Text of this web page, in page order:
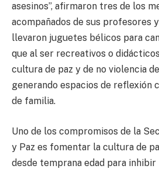
asesinos”, afirmaron tres de los
acompañados de sus profesores
llevaron juguetes bélicos para
que al ser recreativos o
cultura de paz y de no violencia
generando espacios de reflexión
de familia.
Uno de los compromisos de la
y Paz es fomentar la cultura de
desde temprana edad para inhibir